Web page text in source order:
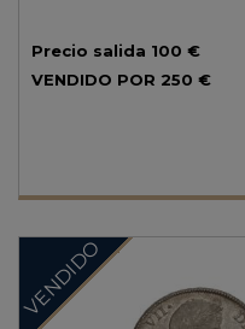
Precio salida 100 €
VENDIDO POR 250 €
VENDIDO